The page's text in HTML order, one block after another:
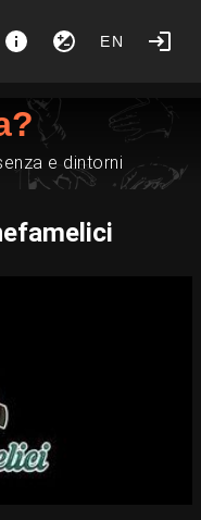
EN
e dintorni